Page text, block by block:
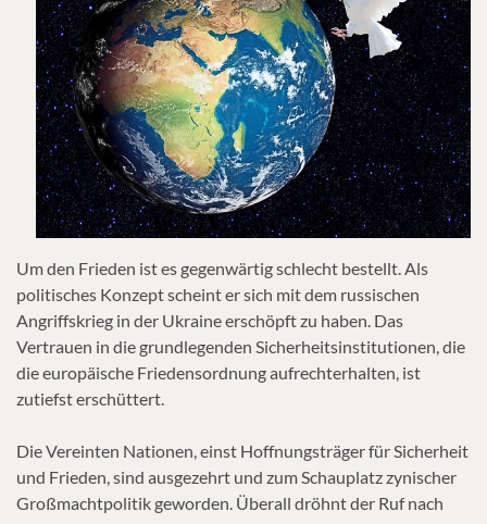
Um den Frieden ist es gegenwärtig schlecht bestellt. Als
politisches Konzept scheint er sich mit dem russischen
Angriffskrieg in der Ukraine erschöpft zu haben. Das
Vertrauen in die grundlegenden Sicherheitsinstitutionen, die
die europäische Friedensordnung aufrechterhalten, ist
zutiefst erschüttert.
Die Vereinten Nationen, einst Hoffnungsträger für Sicherheit
und Frieden, sind ausgezehrt und zum Schauplatz zynischer
Großmachtpolitik geworden. Überall dröhnt der Ruf nach